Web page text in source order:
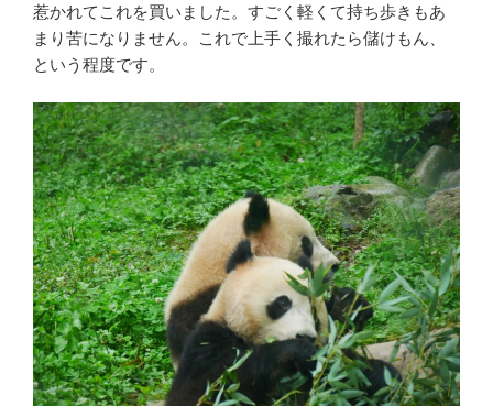
惹かれてこれを買いました。すごく軽くて持ち歩きもあ
まり苦になりません。これで上手く撮れたら儲けもん、
という程度です。